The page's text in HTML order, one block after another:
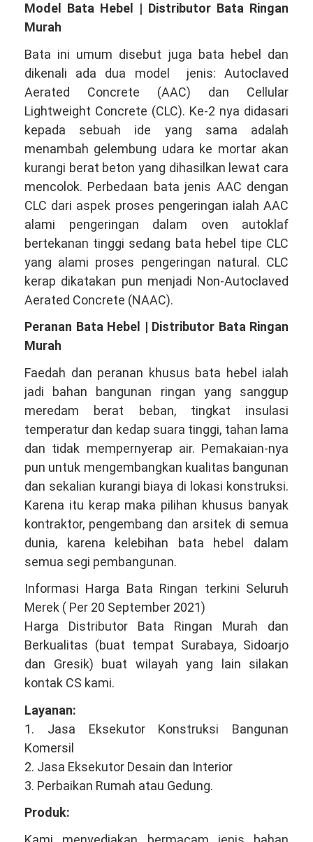
Model Bata Hebel | Distributor Bata Ringan
Murah
Bata ini umum disebut juga bata hebel dan
dikenali ada dua model jenis: Autoclaved
Aerated Concrete (AAC) dan Cellular
Lightweight Concrete (CLC). Ke-2 nya didasari
kepada sebuah ide yang sama adalah
menambah gelembung udara ke mortar akan
kurangi berat beton yang dihasilkan lewat cara
mencolok. Perbedaan bata jenis AAC dengan
CLC dari aspek proses pengeringan ialah AAC
alami pengeringan dalam oven autoklaf
bertekanan tinggi sedang bata hebel tipe CLC
yang alami proses pengeringan natural. CLC
kerap dikatakan pun menjadi Non-Autoclaved
Aerated Concrete (NAAC).
Peranan Bata Hebel | Distributor Bata Ringan
Murah
Faedah dan peranan khusus bata hebel ialah
jadi bahan bangunan ringan yang sanggup
meredam berat beban, tingkat insulasi
temperatur dan kedap suara tinggi, tahan lama
dan tidak mempernyerap air. Pemakaian-nya
pun untuk mengembangkan kualitas bangunan
dan sekalian kurangi biaya di lokasi konstruksi.
Karena itu kerap maka pilihan khusus banyak
kontraktor, pengembang dan arsitek di semua
dunia, karena kelebihan bata hebel dalam
semua segi pembangunan.
Informasi Harga Bata Ringan terkini Seluruh
Merek ( Per 20 September 2021)
Harga Distributor Bata Ringan Murah dan
Berkualitas (buat tempat Surabaya, Sidoarjo
dan Gresik) buat wilayah yang lain silakan
kontak CS kami.
Layanan:
1. Jasa Eksekutor Konstruksi Bangunan
Komersil
2. Jasa Eksekutor Desain dan Interior
3. Perbaikan Rumah atau Gedung.
Produk: